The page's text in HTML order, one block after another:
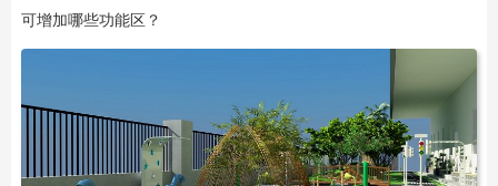
可增加哪些功能区？